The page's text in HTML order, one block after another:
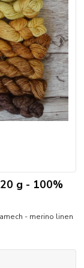
g - 100%
- merino linen